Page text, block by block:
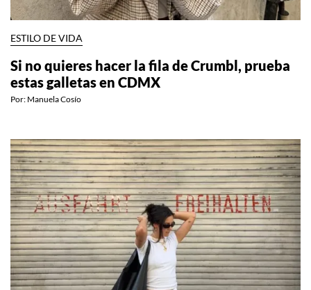
ESTILO DE VIDA
Si no quieres hacer la fila de Crumbl, prueba
estas galletas en CDMX
Por: Manuela Cosío